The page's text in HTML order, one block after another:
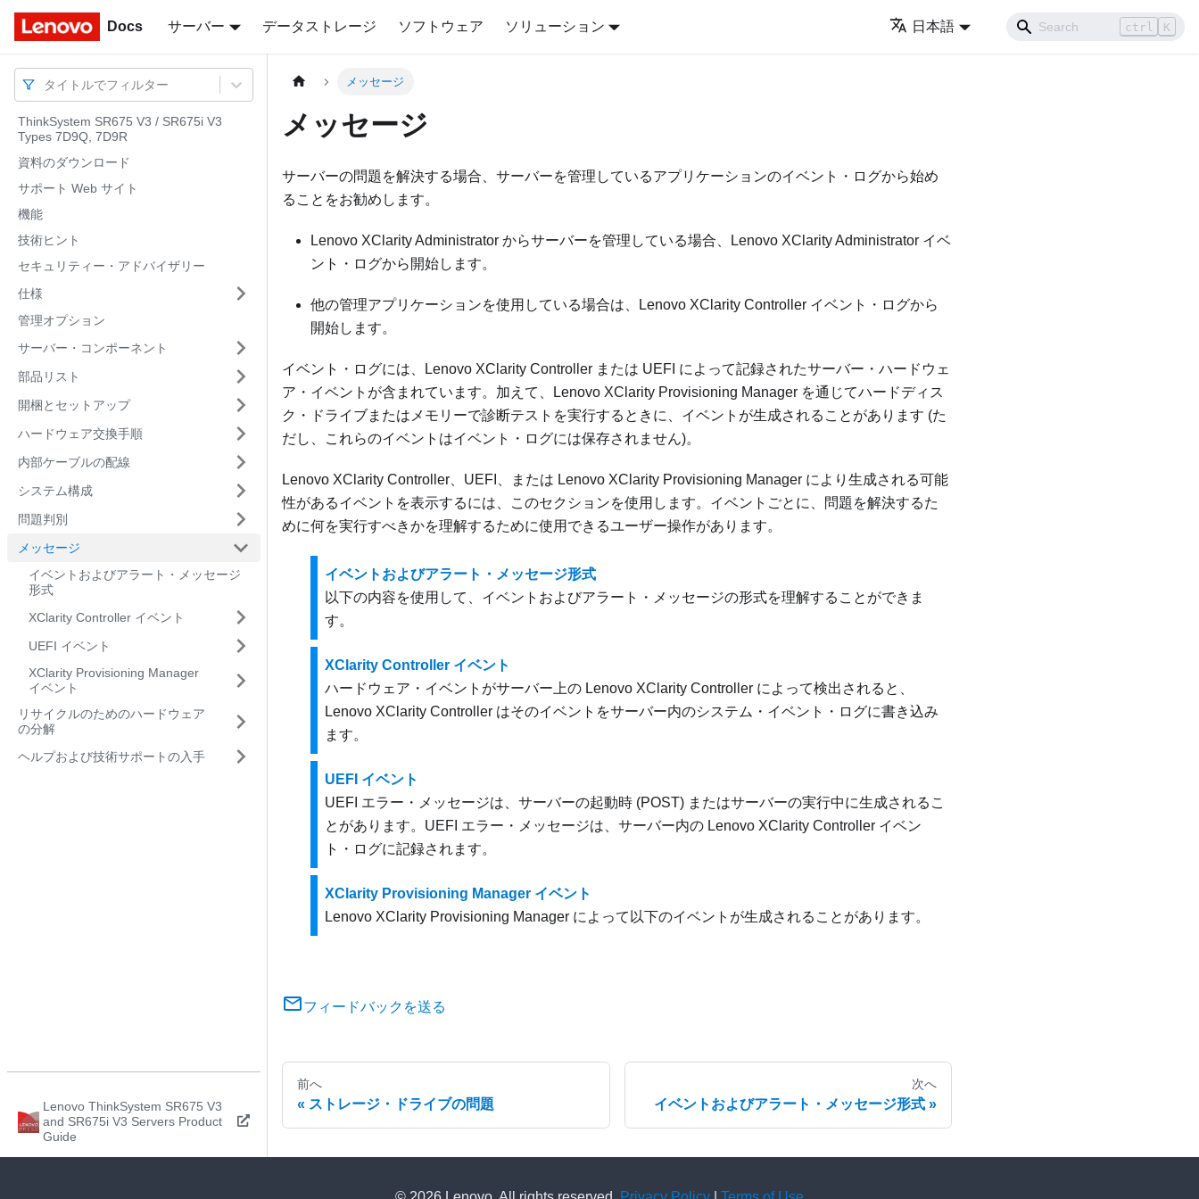
Docs サーバー データストレージ ソフトウェア ソリューション 日本語 ctrl K
Docs
タイトルでフィルター
ThinkSystem SR675 V3 / SR675i V3
Types 7D9Q, 7D9R
資料のダウンロード
サポート Web サイト
機能
技術ヒント
セキュリティー・アドバイザリー
仕様
管理オプション
サーバー・コンポーネント
部品リスト
開梱とセットアップ
ハードウェア交換手順
内部ケーブルの配線
システム構成
問題判別
メッセージ
イベントおよびアラート・メッセージ
形式
XClarity Controller イベント
UEFI イベント
XClarity Provisioning Manager
イベント
リサイクルのためのハードウェア
の分解
ヘルプおよび技術サポートの入手
Lenovo ThinkSystem SR675 V3
and SR675i V3 Servers Product
Guide
メッセージ
メッセージ
サーバーの問題を解決する場合、サーバーを管理しているアプリケーションのイベント・ログから始め
ることをお勧めします。
Lenovo XClarity Administrator からサーバーを管理している場合、 Lenovo XClarity Administrator イベ
ント・ログから開始します。
他の管理アプリケーションを使用している場合は、 Lenovo XClarity Controller イベント・ログから
開始します。
イベント・ログには、 Lenovo XClarity Controller または UEFI によって記録されたサーバー・ハードウェ
ア・イベントが含まれています。加えて、
Lenovo XClarity Provisioning Manager を通じてハードディス
ク・ドライブまたはメモリーで診断テストを実行するときに、イベントが生成されることがあります (た
だし、これらのイベントはイベント・ログには保存されません)。
Lenovo XClarity Controller 、UEFI、または Lenovo XClarity Provisioning Manager により生成される可能
性があるイベントを表示するには、このセクションを使用します。イベントごとに、問題を解決するた
めに何を実行すべきかを理解するために使用できるユーザー操作があります。
イベントおよびアラート・メッセージ形式
以下の内容を使用して、イベントおよびアラート・メッセージの形式を理解することができま
す。
XClarity Controller イベント
ハードウェア・イベントがサーバー上の Lenovo XClarity Controller によって検出されると、
Lenovo XClarity Controller はそのイベントをサーバー内のシステム・イベント・ログに書き込み
ます。
UEFI イベント
UEFI エラー・メッセージは、サーバーの起動時 (POST) またはサーバーの実行中に生成されるこ
とがあります。UEFI エラー・メッセージは、サーバー内の Lenovo XClarity Controller イベン
ト・ログに記録されます。
XClarity Provisioning Manager イベント
Lenovo XClarity Provisioning Manager によって以下のイベントが生成されることがあります。
フィードバックを送る
前へ
ストレージ・ドライブの問題
次へ
イベントおよびアラート・メッセージ形式